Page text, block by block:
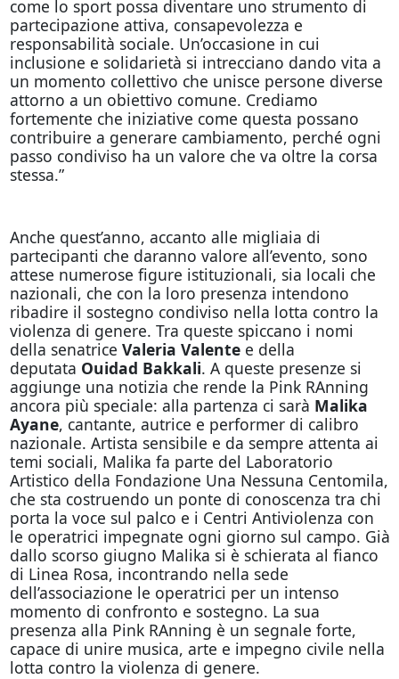
come lo sport possa diventare uno strumento di
partecipazione attiva, consapevolezza e
responsabilità sociale. Un’occasione in cui
inclusione e solidarietà si intrecciano dando vita a
un momento collettivo che unisce persone diverse
attorno a un obiettivo comune. Crediamo
fortemente che iniziative come questa possano
contribuire a generare cambiamento, perché ogni
passo condiviso ha un valore che va oltre la corsa
stessa.”
Anche quest’anno, accanto alle migliaia di
partecipanti che daranno valore all’evento, sono
attese numerose figure istituzionali, sia locali che
nazionali, che con la loro presenza intendono
ribadire il sostegno condiviso nella lotta contro la
violenza di genere. Tra queste spiccano i nomi
della senatrice Valeria Valentee della
deputata Ouidad Bakkali. A queste presenze si
aggiunge una notizia che rende la Pink RAnning
ancora più speciale: alla partenza ci sarà Malika
Ayane, cantante, autrice e performer di calibro
nazionale. Artista sensibile e da sempre attenta ai
temi sociali, Malika fa parte del Laboratorio
Artistico della Fondazione Una Nessuna Centomila,
che sta costruendo un ponte di conoscenza tra chi
porta la voce sul palco e i Centri Antiviolenza con
le operatrici impegnate ogni giorno sul campo. Già
dallo scorso giugno Malika si è schierata al fianco
di Linea Rosa, incontrando nella sede
dell’associazione le operatrici per un intenso
momento di confronto e sostegno. La sua
presenza alla Pink RAnning è un segnale forte,
capace di unire musica, arte e impegno civile nella
lotta contro la violenza di genere.